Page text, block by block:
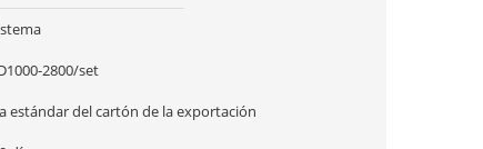
2800/set
estándar del cartón de la exportación